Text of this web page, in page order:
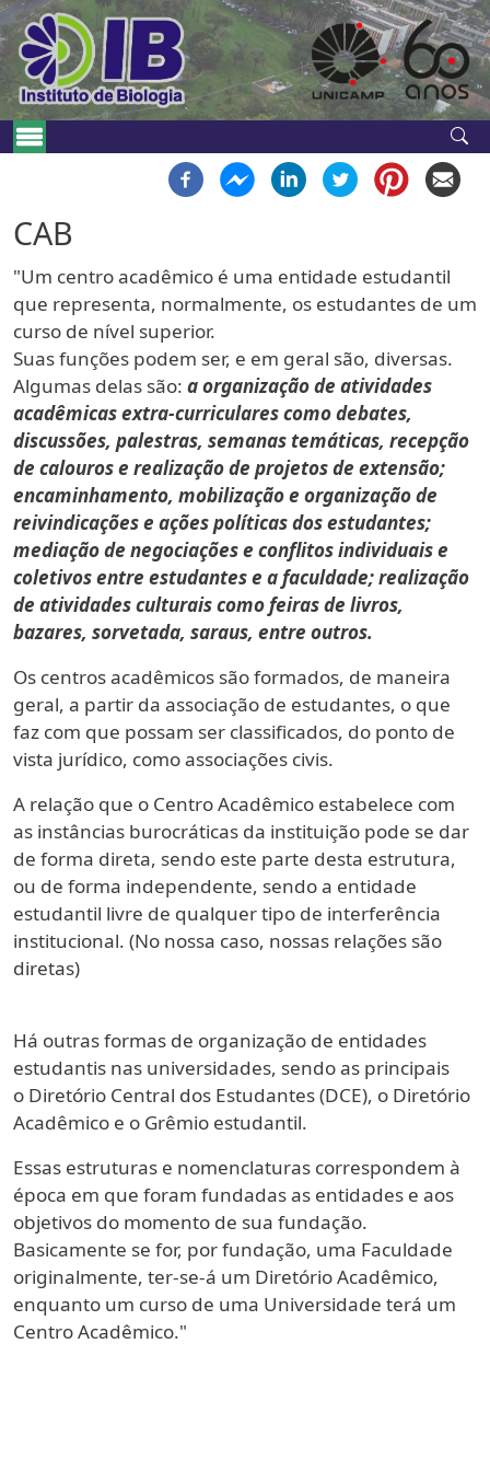
Pular para o conteúdo principal
Navegação principal
CAB
"Um centro acadêmico é uma entidade estudantil
que representa, normalmente, os estudantes de um
curso de nível superior.
Suas funções podem ser, e em geral são, diversas.
Algumas delas são: a organização de atividades
acadêmicas extra-curriculares como debates,
discussões, palestras, semanas temáticas, recepção
de calouros e realização de projetos de extensão;
encaminhamento, mobilização e organização de
reivindicações e ações políticas dos estudantes;
mediação de negociações e conflitos individuais e
coletivos entre estudantes e a faculdade; realização
de atividades culturais como feiras de livros,
bazares, sorvetada, saraus, entre outros.
Os centros acadêmicos são formados, de maneira
geral, a partir da associação de estudantes, o que
faz com que possam ser classificados, do ponto de
vista jurídico, como associações civis.
A relação que o Centro Acadêmico estabelece com
as instâncias burocráticas da instituição pode se dar
de forma direta, sendo este parte desta estrutura,
ou de forma independente, sendo a entidade
estudantil livre de qualquer tipo de interferência
institucional. (No nossa caso, nossas relações são
diretas)
Há outras formas de organização de entidades
estudantis nas universidades, sendo as principais
o Diretório Central dos Estudantes (DCE), o Diretório
Acadêmico e o Grêmio estudantil.
Essas estruturas e nomenclaturas correspondem à
época em que foram fundadas as entidades e aos
objetivos do momento de sua fundação.
Basicamente se for, por fundação, uma Faculdade
originalmente, ter-se-á um Diretório Acadêmico,
enquanto um curso de uma Universidade terá um
Centro Acadêmico."